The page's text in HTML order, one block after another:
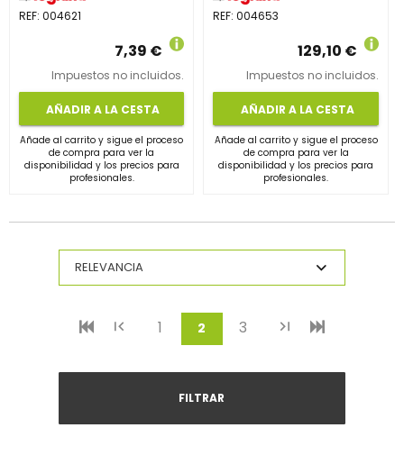
REF: 004621
7,39 €
Impuestos no incluidos.
AÑADIR A LA CESTA
Añade al carrito y sigue el proceso
de compra para ver la
disponibilidad y los precios para
profesionales.
REF:004653
129,10 €
Impuestos no incluidos.
AÑADIR A LA CESTA
Añade al carrito y sigue el proceso
de compra para ver la
disponibilidad y los precios para
profesionales.
1 2 (current)
3
FILTRAR